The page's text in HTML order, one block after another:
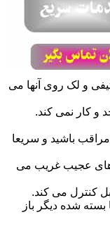
و لک روی آنها می
و کار نمی کند.
باشید و سریعا
عجیب غریب می
کنترل می کند.
شده دیگر باز